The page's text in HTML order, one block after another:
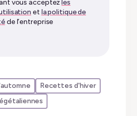
vous acceptez les
et la politique de
de l’entreprise
Recettes d'hiver